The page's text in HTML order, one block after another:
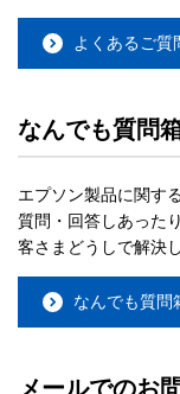
よくあるご質
なんでも質問
エプソン製品に関す
質問・回答しあった
客さまどうしで解決
なんでも質問
メールでのお